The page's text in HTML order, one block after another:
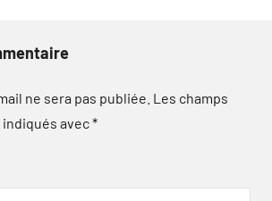
ne sera pas publiée. Les champs
avec*